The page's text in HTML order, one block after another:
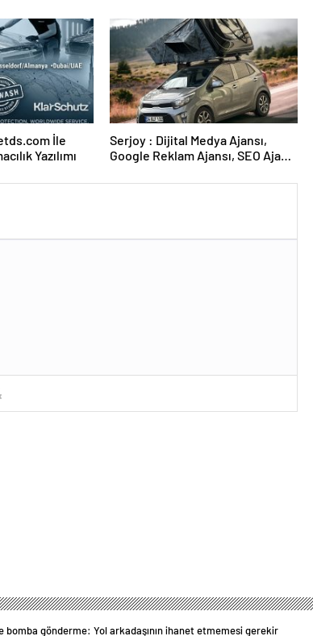
İle
Yazılımı
Serjoy : Dijital Medya Ajansı,
Google Reklam Ajansı, SEO Ajansı
bomba gönderme: Yol arkadaşının ihanet etmemesi gerekir